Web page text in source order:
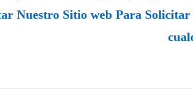
Nuestro Sitio web Para